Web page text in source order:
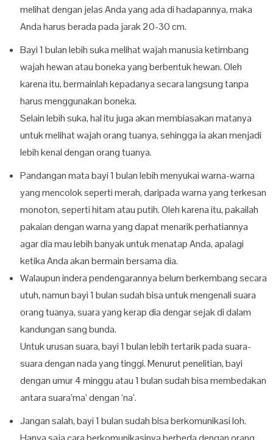
melihat dengan jelas Anda yang ada di hadapannya, maka
Anda harus berada pada jarak 20-30 cm.
Bayi 1 bulan lebih suka melihat wajah manusia ketimbang
wajah hewan atau boneka yang berbentuk hewan. Oleh
karena itu, bermainlah kepadanya secara langsung tanpa
harus menggunakan boneka.
Selain lebih suka, hal itu juga akan membiasakan matanya
untuk melihat wajah orang tuanya, sehingga ia akan menjadi
lebih kenal dengan orang tuanya.
Pandangan mata bayi 1 bulan lebih menyukai warna-warna
yang mencolok seperti merah, daripada warna yang terkesan
monoton, seperti hitam atau putih. Oleh karena itu, pakailah
pakaian dengan warna yang dapat menarik perhatiannya
agar dia mau lebih banyak untuk menatap Anda, apalagi
ketika Anda akan bermain bersama dia.
Walaupun indera pendengarannya belum berkembang secara
utuh, namun bayi 1 bulan sudah bisa untuk mengenali suara
orang tuanya, suara yang kerap dia dengar sejak di dalam
kandungan sang bunda.
Untuk urusan suara, bayi 1 bulan lebih tertarik pada suara-
suara dengan nada yang tinggi. Menurut penelitian, bayi
dengan umur 4 minggu atau 1 bulan sudah bisa membedakan
antara suara’ma’ dengan ‘na’.
Jangan salah, bayi 1 bulan sudah bisa berkomunikasi loh.